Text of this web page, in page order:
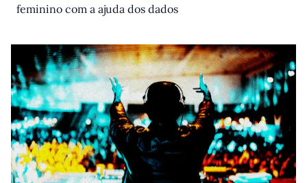
feminino com a ajuda dos dados